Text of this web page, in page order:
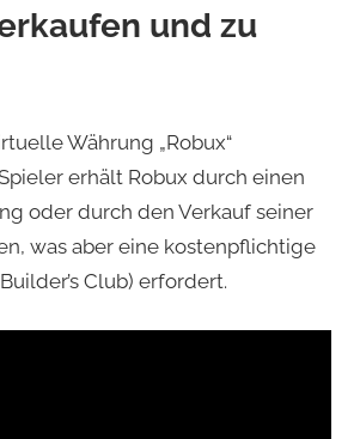
und zu
Währung „Robux“
erhält Robux durch einen
oder durch den Verkauf seiner
was aber eine kostenpflichtige
Club) erfordert.